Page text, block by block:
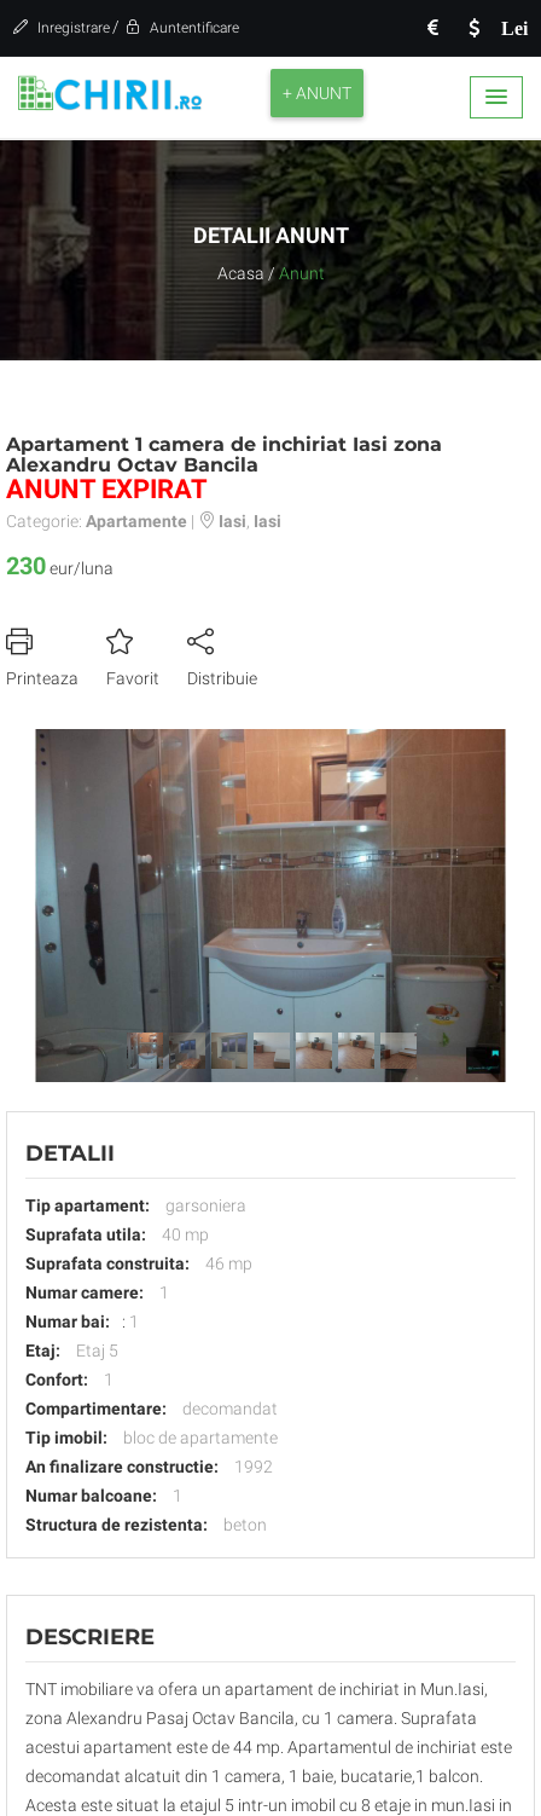
Lei
Inregistrare / Auntentificare
+ ANUNT
DETALII ANUNT
Acasa / Anunt
Apartament 1 camera de inchiriat Iasi zona
Alexandru Octav Bancila
ANUNT EXPIRAT
Categorie: Apartamente | Iasi Iasi
230eur/luna
Printeaza Favorit Distribuie
DETALII
Tip apartament:
garsoniera
Suprafata utila:
40 mp
Suprafata construita:
46 mp
Numar camere:
1
Numar bai:
: 1
Etaj:
Etaj 5
Confort:
1
Compartimentare:
decomandat
Tip imobil:
bloc de apartamente
An finalizare constructie:
1992
Numar balcoane:
1
Structura de rezistenta:
beton
DESCRIERE
TNT imobiliare va ofera un apartament de inchiriat in Mun.Iasi,
zona Alexandru Pasaj Octav Bancila, cu 1 camera. Suprafata
acestui apartament este de 44 mp. Apartamentul de inchiriat este
decomandat alcatuit din 1 camera, 1 baie, bucatarie,1 balcon.
Acesta este situat la etajul 5 intr-un imobil cu 8 etaje in mun.Iasi in